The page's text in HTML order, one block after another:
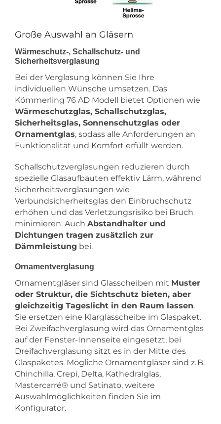
Große Auswahl an Gläsern
Wärmeschutz-, Schallschutz- und
Sicherheitsverglasung
Bei der Verglasung können Sie Ihre
individuellen Wünsche umsetzen. Das
Kömmerling 76 AD Modell bietet Optionen wie
Wärmeschutzglas, Schallschutzglas,
Sicherheitsglas, Sonnenschutzglas oder
Ornamentglas, sodass alle Anforderungen an
Funktionalität und Komfort erfüllt werden.
Schallschutzverglasungen reduzieren durch
spezielle Glasaufbauten effektiv Lärm, während
Sicherheitsverglasungen wie
Verbundsicherheitsglas den Einbruchschutz
erhöhen und das Verletzungsrisiko bei Bruch
minimieren. Auch Abstandhalter und
Dichtungen tragen zusätzlich zur
Dämmleistung bei.
Ornamentverglasung
Ornamentgläser sind Glasscheiben mit Muster
oder Struktur, die Sichtschutz bieten, aber
gleichzeitig Tageslicht in den Raum lassen.
Sie ersetzen eine Klarglasscheibe im Glaspaket.
Bei Zweifachverglasung wird das Ornamentglas
auf der Fenster-Innenseite eingesetzt, bei
Dreifachverglasung sitzt es in der Mitte des
Glaspaketes. Mögliche Ornamentgläser sind z. B.
Chinchilla, Crepi, Delta, Kathedralglas,
Mastercarré® und Satinato, weitere
Auswahlmöglichkeiten finden Sie im
Konfigurator.